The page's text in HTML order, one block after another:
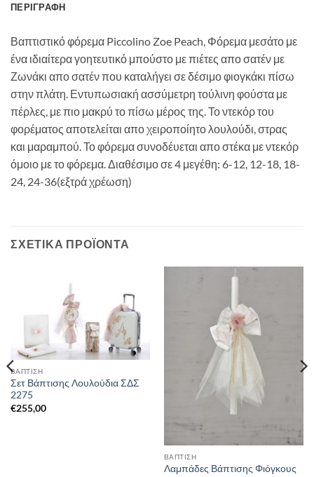
ΠΕΡΙΓΡΑΦΉ
Βαπτιστικό φόρεμα Piccolino Zoe Peach, Φόρεμα μεσάτο με
ένα ιδιαίτερα γοητευτικό μπούστο με πιέτες απο σατέν με
Ζωνάκι απο σατέν που καταλήγει σε δέσιμο φιογκάκι πίσω
στην πλάτη. Εντυπωσιακή ασσύμετρη τούλινη φούστα με
πέρλες, με πιο μακρύ το πίσω μέρος της. Το ντεκόρ του
φορέματος αποτελείται απο χειροποίητο λουλούδι, στρας
και μαραμπού. Το φόρεμα συνοδέυεται απο στέκα με ντεκόρ
όμοιο με το φόρεμα. Διαθέσιμο σε 4 μεγέθη: 6-12, 12-18, 18-
24, 24-36(εξτρά χρέωση)
ΣΧΕΤΙΚΆ ΠΡΟΪΌΝΤΑ
ΒΑΠΤΙΣΗ
Σετ Βάπτισης Λουλούδια ΣΔΣ
2275
€255,00
ΒΑΠΤΙΣΗ
Λαμπάδες Βάπτισης Φιόγκους